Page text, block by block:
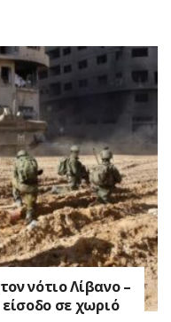
νότιο Λίβανο –
σε χωριό